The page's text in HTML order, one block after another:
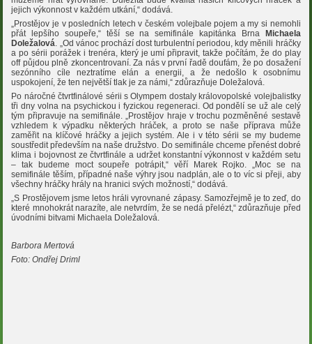
jejich výkonnost v každém utkání,“ dodává.
„Prostějov je v posledních letech v českém volejbale pojem a my si nemohli
přát lepšího soupeře,“ těší se na semifinále kapitánka Brna Michaela
Doležalová. „Od vánoc prochází dost turbulentní periodou, kdy měnili hráčky
a po sérii porážek i trenéra, který je umí připravit, takže počítám, že do play
off půjdou plně zkoncentrovaní. Za nás v první řadě doufám, že po dosažení
sezónního cíle neztratíme elán a energii, a že nedošlo k osobnímu
uspokojení, že ten největší tlak je za námi,“ zdůrazňuje Doležalová.
Po náročné čtvrtfinálové sérii s Olympem dostaly královopolské volejbalistky
tři dny volna na psychickou i fyzickou regeneraci. Od pondělí se už ale celý
tým připravuje na semifinále. „Prostějov hraje v trochu pozměněné sestavě
vzhledem k výpadku některých hráček, a proto se naše příprava může
zaměřit na klíčové hráčky a jejich systém. Ale i v této sérii se my budeme
soustředit především na naše družstvo. Do semifinále chceme přenést dobré
klima i bojovnost ze čtvrtfinále a udržet konstantní výkonnost v každém setu
– tak budeme moct soupeře potrápit,“ věří Marek Rojko. „Moc se na
semifinále těším, případné naše výhry jsou nadplán, ale o to víc si přeji, aby
všechny hráčky hrály na hranici svých možností,“ dodává.
„S Prostějovem jsme letos hráli vyrovnané zápasy. Samozřejmě je to zeď, do
které mnohokrát narazíte, ale netvrdím, že se nedá přelézt,“ zdůrazňuje před
úvodními bitvami Michaela Doležalová.
Barbora Mertová
Foto: Ondřej Driml